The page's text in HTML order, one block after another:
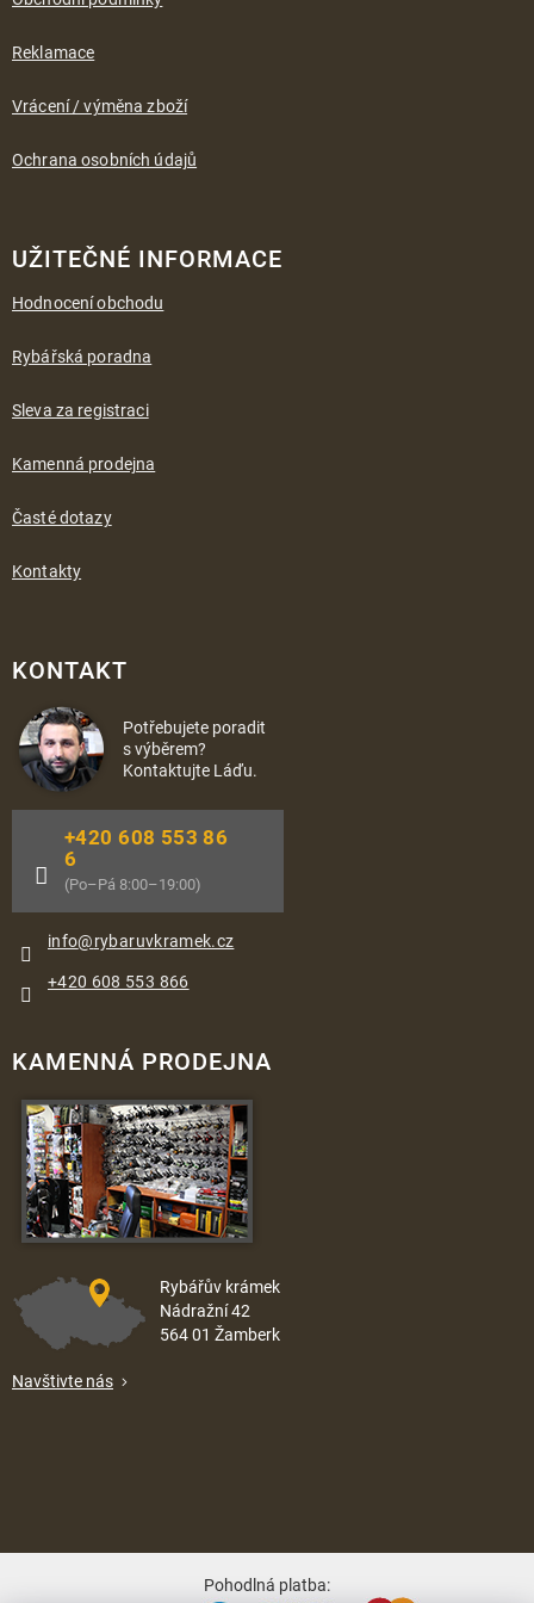
Reklamace
Vrácení / výměna zboží
Ochrana osobních údajů
UŽITEČNÉ INFORMACE
Hodnocení obchodu
Rybářská poradna
Sleva za registraci
Kamenná prodejna
Časté dotazy
Kontakty
KONTAKT
Potřebujete poradit
s výběrem?
Kontaktujte Láďu.
info@rybaruvkramek.cz
+420 608 553 86
6
(Po–Pá 8:00–19:00)
+420 608 553 866
KAMENNÁ PRODEJNA
Rybářův krámek
Nádražní 42
564 01 Žamberk
Navštivte nás
Pohodlná platba: